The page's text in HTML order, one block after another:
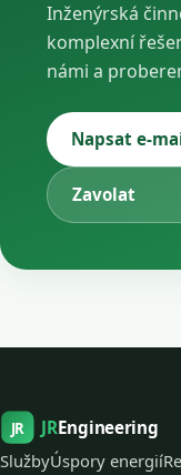
Inženýrská
komplexní
námi a
Napsat e-
Zavolat
JR JREngineering
SlužbyÚspory energií